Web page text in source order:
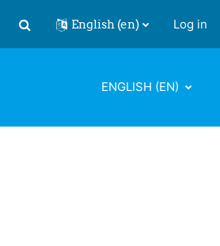
Toggle search input
English ‎(en)‎ Log in
ENGLISH ‎(EN)‎